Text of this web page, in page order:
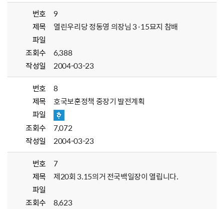
번호
9
제목
열린우리당 정동영 의장님 3·15묘지 참배
파일
조회수
6,388
작성일
2004-03-23
번호
8
제목
호국보훈정책 중장기 발전계획
파일
조회수
7,072
작성일
2004-03-23
번호
7
제목
제20회 3.15의거 전국백일장이 열립니다.
파일
조회수
8,623